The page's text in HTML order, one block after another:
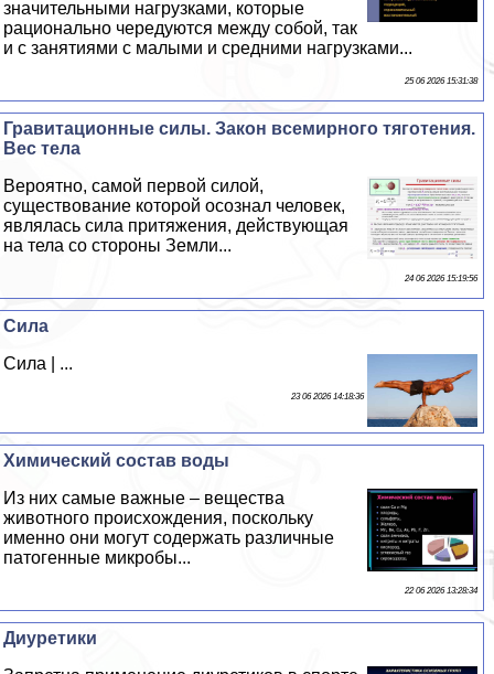
значительными нагрузками, которые
рационально чередуются между собой, так
и с занятиями с малыми и средними нагрузками...
25 06 2026 15:31:38
Гравитационные силы. Закон всемирного тяготения.
Вес тела
Вероятно, самой первой силой,
существование которой осознал человек,
являлась сила притяжения, действующая
на тела со стороны Земли...
24 06 2026 15:19:56
Сила
Сила | ...
23 06 2026 14:18:36
Химический состав воды
Из них самые важные – вещества
животного происхождения, поскольку
именно они могут содержать различные
патогенные микробы...
22 06 2026 13:28:34
Диуретики